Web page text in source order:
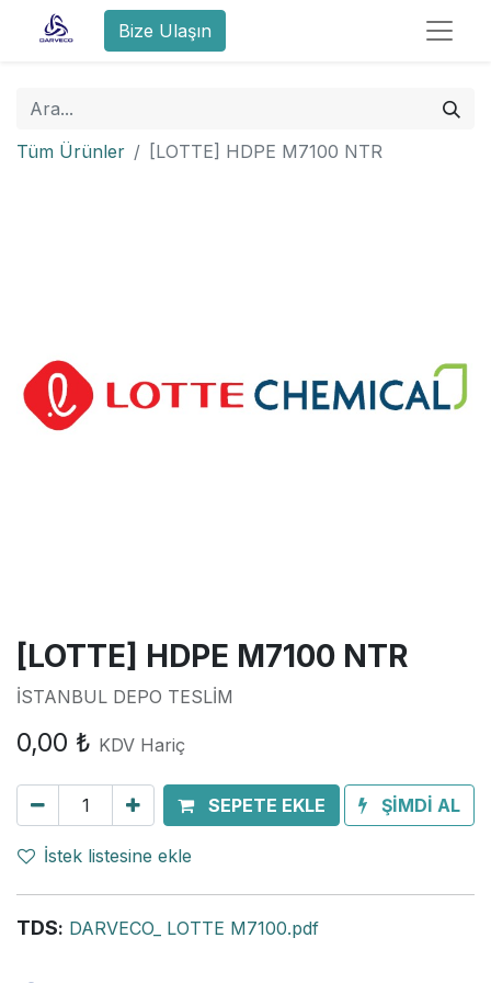
Bize Ulaşın
Tüm Ürünler [LOTTE] HDPE M7100 NTR
[LOTTE] HDPE M7100 NTR
İSTANBUL DEPO TESLİM
0,00 ₺ KDV Hariç
SEPETE EKLE ŞİMDİ AL
İstek listesine ekle
TDS: DARVECO_ LOTTE M7100.pdf